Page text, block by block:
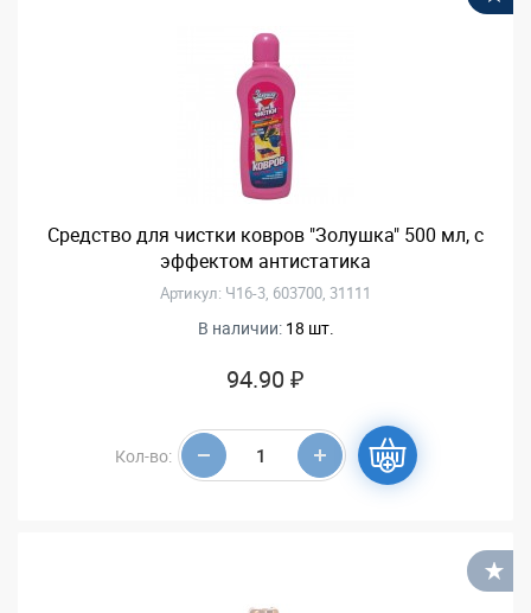
Средство для чистки ковров "Золушка" 500 мл, с
эффектом антистатика
Артикул: Ч16-3, 603700, 31111
В наличии: 18 шт.
94.90 ₽
Кол-во: